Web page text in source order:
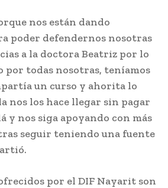
nos están dando
poder defendernos nosotras
a la doctora Beatriz por lo
por todas nosotras, teníamos
un curso y ahorita lo
nos los hace llegar sin pagar
y nos siga apoyando con más
seguir teniendo una fuente
por el DIF Nayarit son